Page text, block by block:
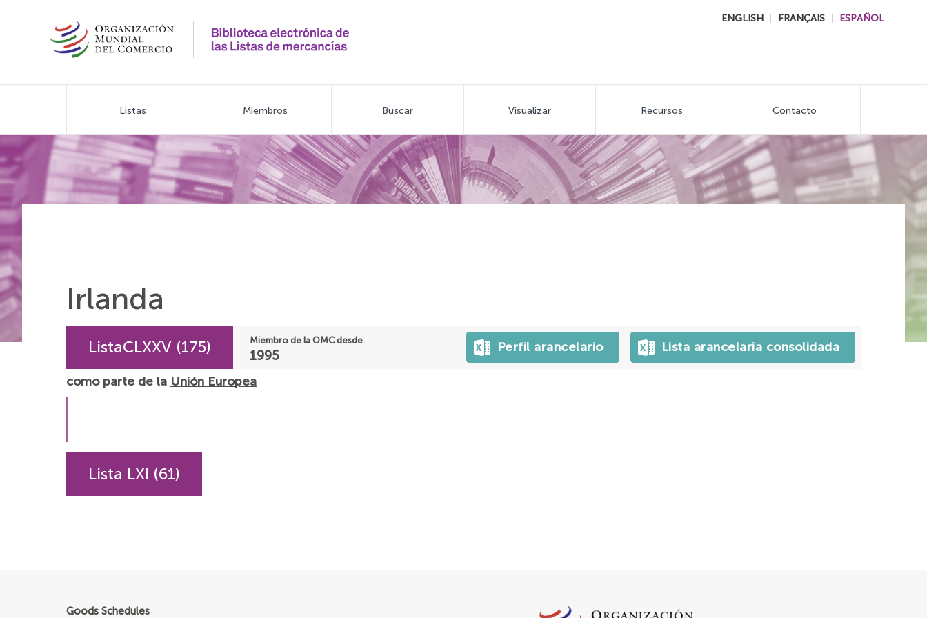
contenido
ENGLISH FRANÇAIS ESPAÑOL
navigation
Listas Miembros Buscar Visualizar Recursos Contacto
Irlanda
ListaCLXXV (175) Miembro de la OMC desde
1995
Perfil arancelario Lista arancelaria consolidada
como parte de la Unión Europea
Lista LXI (61)
Goods Schedules